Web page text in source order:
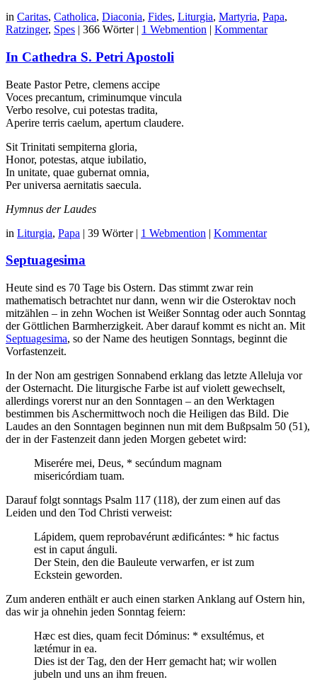
in Caritas, Catholica, Diaconia, Fides, Liturgia, Martyria, Papa,
Ratzinger, Spes | 366 Wörter | 1 Webmention | Kommentar
In Cathedra S. Petri Apostoli
Beate Pastor Petre, clemens accipe
Voces precantum, criminumque vincula
Verbo resolve, cui potestas tradita,
Aperire terris caelum, apertum claudere.
Sit Trinitati sempiterna gloria,
Honor, potestas, atque iubilatio,
In unitate, quae gubernat omnia,
Per universa aernitatis saecula.
Hymnus der Laudes
in Liturgia, Papa | 39 Wörter | 1 Webmention | Kommentar
Septuagesima
Heute sind es 70 Tage bis Ostern. Das stimmt zwar rein
mathematisch betrachtet nur dann, wenn wir die Osteroktav noch
mitzählen – in zehn Wochen ist Weißer Sonntag oder auch Sonntag
der Göttlichen Barmherzigkeit. Aber darauf kommt es nicht an. Mit
Septuagesima, so der Name des heutigen Sonntags, beginnt die
Vorfastenzeit.
In der Non am gestrigen Sonnabend erklang das letzte Alleluja vor
der Osternacht. Die liturgische Farbe ist auf violett gewechselt,
allerdings vorerst nur an den Sonntagen – an den Werktagen
bestimmen bis Aschermittwoch noch die Heiligen das Bild. Die
Laudes an den Sonntagen beginnen nun mit dem Bußpsalm 50 (51),
der in der Fastenzeit dann jeden Morgen gebetet wird:
Miserére mei, Deus, * secúndum magnam
misericórdiam tuam.
Darauf folgt sonntags Psalm 117 (118), der zum einen auf das
Leiden und den Tod Christi verweist:
Lápidem, quem reprobavérunt ædificántes: * hic factus
est in caput ánguli.
Der Stein, den die Bauleute verwarfen, er ist zum
Eckstein geworden.
Zum anderen enthält er auch einen starken Anklang auf Ostern hin,
das wir ja ohnehin jeden Sonntag feiern:
Hæc est dies, quam fecit Dóminus: * exsultémus, et
lætémur in ea.
Dies ist der Tag, den der Herr gemacht hat; wir wollen
jubeln und uns an ihm freuen.